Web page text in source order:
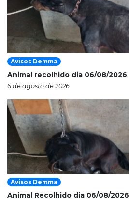
Avisos Demma
Animal recolhido dia 06/08/2026
6 de agosto de 2026
Avisos Demma
Animal Recolhido dia 06/08/2026